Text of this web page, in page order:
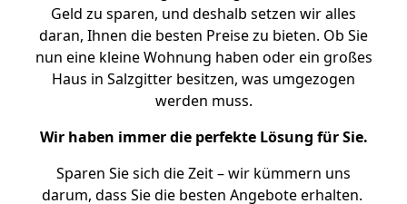
Geld zu sparen, und deshalb setzen wir alles
daran, Ihnen die besten Preise zu bieten. Ob Sie
nun eine kleine Wohnung haben oder ein großes
Haus in Salzgitter besitzen, was umgezogen
werden muss.
Wir haben immer die perfekte Lösung für Sie.
Sparen Sie sich die Zeit – wir kümmern uns
darum, dass Sie die besten Angebote erhalten.